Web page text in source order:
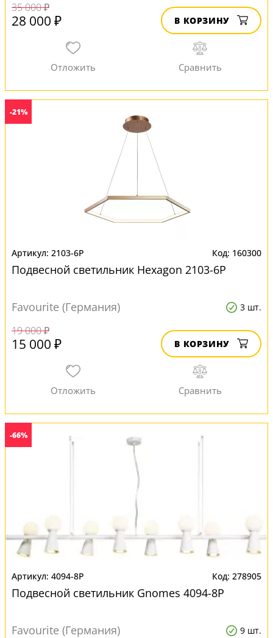
35 000 ₽
28 000 ₽ В КОРЗИНУ
-21%
2103-6P 160300
Подвесной светильник Hexagon 2103-6P
Favourite (Германия) 3 шт.
19 000 ₽
15 000 ₽ В КОРЗИНУ
-66%
4094-8P 278905
Подвесной светильник Gnomes 4094-8P
Favourite (Германия) 9 шт.